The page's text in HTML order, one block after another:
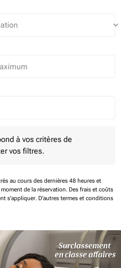
keyboard_arrow_down
trip Selected
à vos critères de
vos filtres.
au cours des dernières 48 heures et
de la réservation. Des frais et coûts
s'appliquer. D'autres termes et conditions